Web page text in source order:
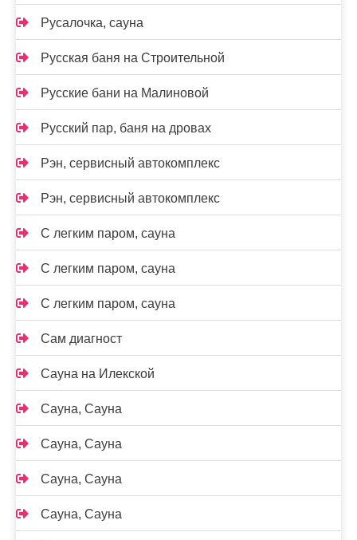
Русалочка, сауна
Русская баня на Строительной
Русские бани на Малиновой
Русский пар, баня на дровах
Рэн, сервисный автокомплекс
Рэн, сервисный автокомплекс
С легким паром, сауна
С легким паром, сауна
С легким паром, сауна
Сам диагност
Сауна на Илекской
Сауна, Сауна
Сауна, Сауна
Сауна, Сауна
Сауна, Сауна